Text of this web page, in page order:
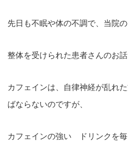
先日も不眠や体の不調で、当院
整体を受けられた患者さんのお話
カフェインは、自律神経が乱れ
ばならないのですが、
カフェインの強い ドリンクを